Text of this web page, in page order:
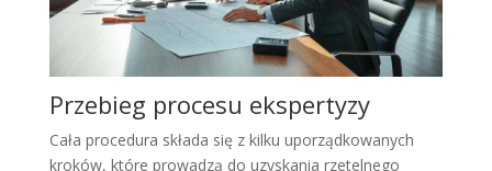
Przebieg procesu ekspertyzy
Cała procedura składa się z kilku uporządkowanych
kroków, które prowadzą do uzyskania rzetelnego